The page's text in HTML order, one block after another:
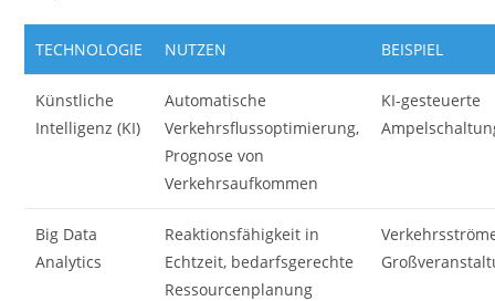
TECHNOLOGIE NUTZEN BEISPIEL
Künstliche
Intelligenz (KI)
Automatische
Verkehrsflussoptimierung,
Prognose von
Verkehrsaufkommen
KI-gesteuerte
Big Data
Analytics
Reaktionsfähigkeit in
Echtzeit, bedarfsgerechte
Ressourcenplanung